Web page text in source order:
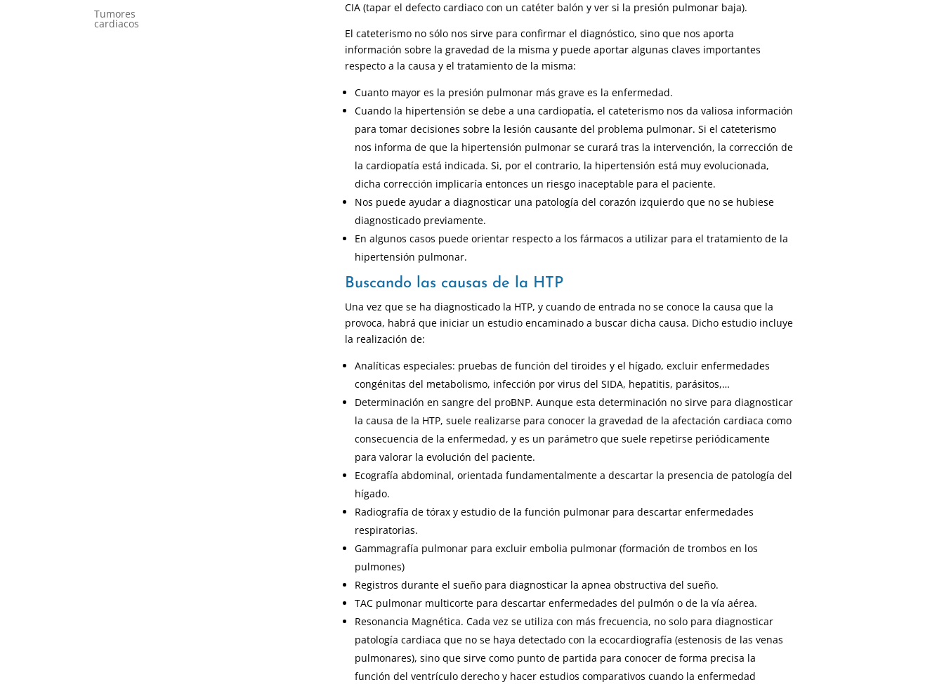
Tumores
cardiacos
CIA (tapar el defecto cardiaco con un catéter balón y ver si la presión pulmonar baja).
El cateterismo no sólo nos sirve para confirmar el diagnóstico, sino que nos aporta
información sobre la gravedad de la misma y puede aportar algunas claves importantes
respecto a la causa y el tratamiento de la misma:
Cuanto mayor es la presión pulmonar más grave es la enfermedad.
Cuando la hipertensión se debe a una cardiopatía, el cateterismo nos da valiosa información
para tomar decisiones sobre la lesión causante del problema pulmonar. Si el cateterismo
nos informa de que la hipertensión pulmonar se curará tras la intervención, la corrección de
la cardiopatía está indicada. Si, por el contrario, la hipertensión está muy evolucionada,
dicha corrección implicaría entonces un riesgo inaceptable para el paciente.
Nos puede ayudar a diagnosticar una patología del corazón izquierdo que no se hubiese
diagnosticado previamente.
En algunos casos puede orientar respecto a los fármacos a utilizar para el tratamiento de la
hipertensión pulmonar.
Buscando las causas de la HTP
Una vez que se ha diagnosticado la HTP, y cuando de entrada no se conoce la causa que la
provoca, habrá que iniciar un estudio encaminado a buscar dicha causa. Dicho estudio incluye
la realización de:
Analíticas especiales: pruebas de función del tiroides y el hígado, excluir enfermedades
congénitas del metabolismo, infección por virus del SIDA, hepatitis, parásitos,…
Determinación en sangre del proBNP. Aunque esta determinación no sirve para diagnosticar
la causa de la HTP, suele realizarse para conocer la gravedad de la afectación cardiaca como
consecuencia de la enfermedad, y es un parámetro que suele repetirse periódicamente
para valorar la evolución del paciente.
Ecografía abdominal, orientada fundamentalmente a descartar la presencia de patología del
hígado.
Radiografía de tórax y estudio de la función pulmonar para descartar enfermedades
respiratorias.
Gammagrafía pulmonar para excluir embolia pulmonar (formación de trombos en los
pulmones)
Registros durante el sueño para diagnosticar la apnea obstructiva del sueño.
TAC pulmonar multicorte para descartar enfermedades del pulmón o de la vía aérea.
Resonancia Magnética. Cada vez se utiliza con más frecuencia, no solo para diagnosticar
patología cardiaca que no se haya detectado con la ecocardiografía (estenosis de las venas
pulmonares), sino que sirve como punto de partida para conocer de forma precisa la
función del ventrículo derecho y hacer estudios comparativos cuando la enfermedad